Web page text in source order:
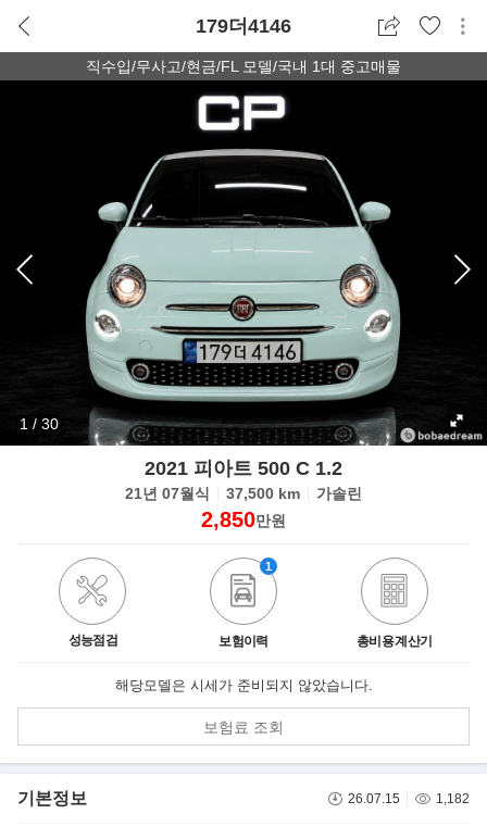
179더4146
직수입/무사고/현금/FL 모델/국내 1대 중고매물
1 / 30
2021 피아트 500 C 1.2
21년 07월식 37,500 km 가솔린
2,850만원
성능점검 보험이력
1
총비용 계산기
해당모델은 시세가 준비되지 않았습니다.
보험료 조회
기본정보 26.07.15 1,182